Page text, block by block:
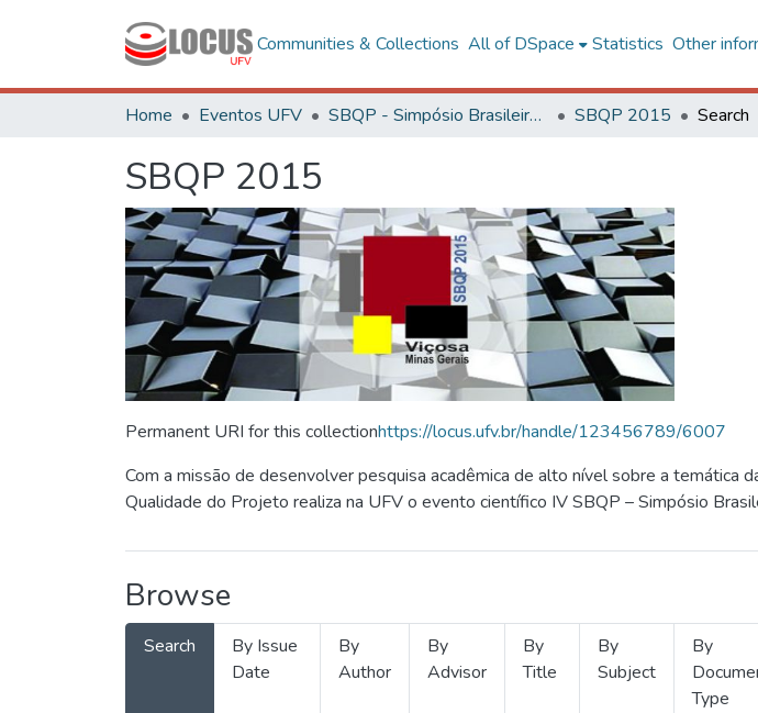
Communities & Collections All of DSpace Statistics Other
Home Eventos UFV SBQP - Simpósio Brasileiro de Qualidade do Projeto no Ambiente Construído SBQP 2015 Search
SBQP 2015
Permanent URI for this collectionhttps://locus.ufv.br/handle/123456789/6007
Com a missão de desenvolver pesquisa acadêmica de alto nível sobre a temática
Qualidade do Projeto realiza na UFV o evento científico IV SBQP – Simpósio
Browse
Search
By Issue
Date
By
Author
By
Advisor
By
Title
By
Subject
By
Type